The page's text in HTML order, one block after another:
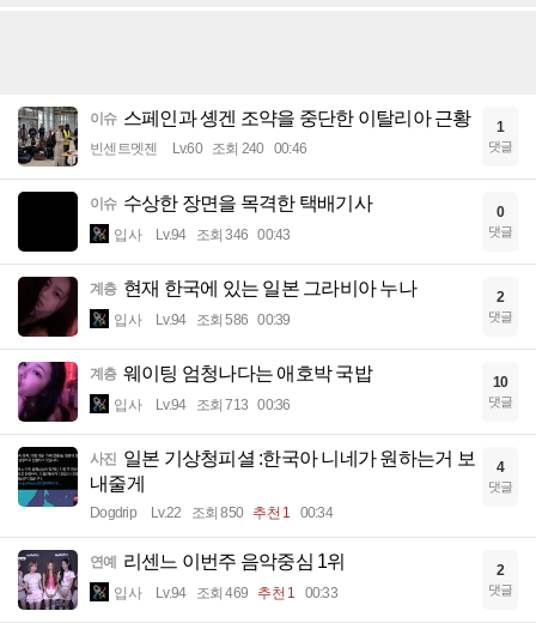
이슈 스페인과 솅겐 조약을 중단한 이탈리아 근황
빈센트멧젠 Lv.60 조회 240 00:46
1
댓글
이슈 수상한 장면을 목격한 택배기사
입사 Lv.94 조회 346 00:43
0
댓글
계층 현재 한국에 있는 일본 그라비아 누나
입사 Lv.94 조회 586 00:39
2
댓글
계층 웨이팅 엄청나다는 애호박 국밥
입사 Lv.94 조회 713 00:36
10
댓글
사진 일본 기상청피셜 :한국아 니네가 원하는거 보
내줄게
Dogdrip Lv.22 조회 850 추천 1 00:34
4
댓글
연예 리센느 이번주 음악중심 1위
입사 Lv.94 조회 469 추천 1 00:33
2
댓글